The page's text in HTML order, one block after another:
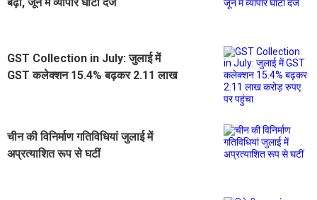
GST Collection in July: जुलाई में
GST कलेक्शन 15.4% बढ़कर 2.11 लाख
चीन की विनिर्माण गतिविधियां जुलाई में
अप्रत्याशित रूप से घटीं